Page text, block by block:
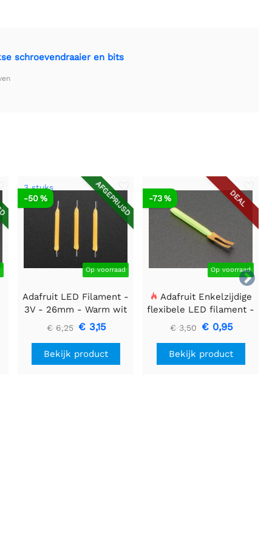
schroevendraaier en bits

AFGEPRIJSD
3 stuks
Op voorraad
-50 %
Adafruit LED Filament -
3V - 26mm - Warm wit
- 3 stuks
€ 6,25 € 3,15
Bekijk product
DEAL
Op voorraad
-73 %
Adafruit Enkelzijdige
flexibele LED filament -
3V 25mm lang - Groen
€ 3,50 € 0,95
Bekijk product